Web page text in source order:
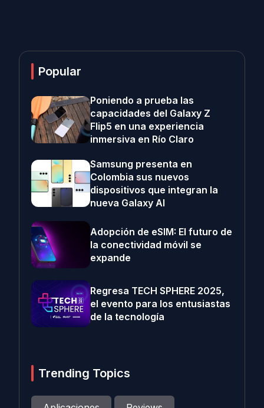
Popular
Poniendo a prueba las
capacidades del Galaxy Z
Flip5 en una experiencia
inmersiva en Río Claro
Samsung presenta en
Colombia sus nuevos
dispositivos que integran la
nueva Galaxy AI
Adopción de eSIM: El futuro de
la conectividad móvil se
expande
Regresa TECH SPHERE 2025,
el evento para los entusiastas
de la tecnología
Trending Topics